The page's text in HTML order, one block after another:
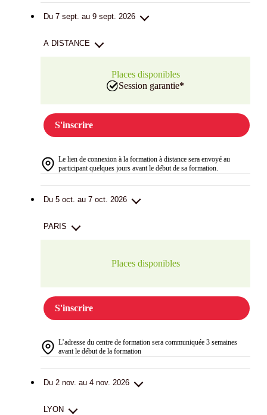
Du 7 sept. au 9 sept. 2026
A DISTANCE
Places disponibles
Session garantie*
S'inscrire
Le lien de connexion à la formation à distance sera envoyé au
participant quelques jours avant le début de sa formation.
Du 5 oct. au 7 oct. 2026
PARIS
Places disponibles
S'inscrire
L’adresse du centre de formation sera communiquée 3 semaines
avant le début de la formation
Du 2 nov. au 4 nov. 2026
LYON